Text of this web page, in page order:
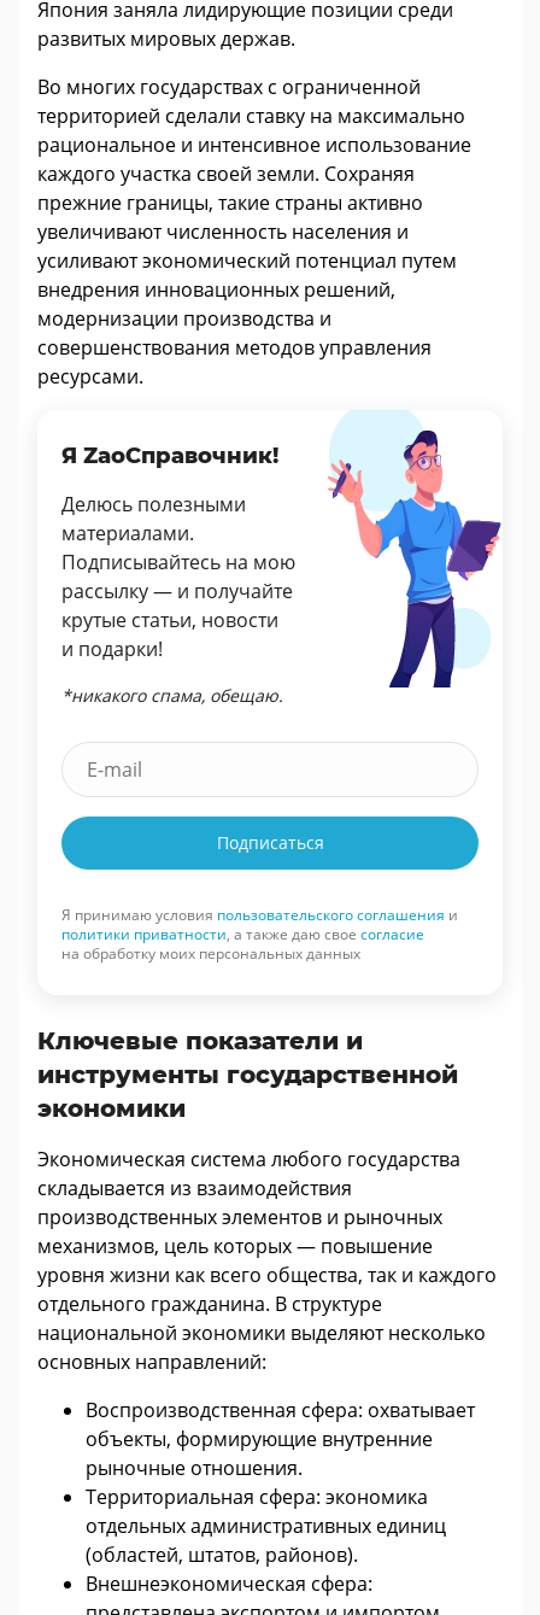
Япония заняла лидирующие позиции среди
развитых мировых держав.
Во многих государствах с ограниченной
территорией сделали ставку на максимально
рациональное и интенсивное использование
каждого участка своей земли. Сохраняя
прежние границы, такие страны активно
увеличивают численность населения и
усиливают экономический потенциал путем
внедрения инновационных решений,
модернизации производства и
совершенствования методов управления
ресурсами.
Я ZaoСправочник!
Делюсь полезными
материалами.
Подписывайтесь на мою
рассылку — и получайте
крутые статьи, новости
и подарки!
*никакого спама, обещаю.
Подписаться
Я принимаю условия пользовательского соглашения и
политики приватности, а также даю свое согласие
на обработку моих персональных данных
Ключевые показатели и
инструменты государственной
экономики
Экономическая система любого государства
складывается из взаимодействия
производственных элементов и рыночных
механизмов, цель которых — повышение
уровня жизни как всего общества, так и каждого
отдельного гражданина. В структуре
национальной экономики выделяют несколько
основных направлений:
Воспроизводственная сфера: охватывает
объекты, формирующие внутренние
рыночные отношения.
Территориальная сфера: экономика
отдельных административных единиц
(областей, штатов, районов).
Внешнеэкономическая сфера: